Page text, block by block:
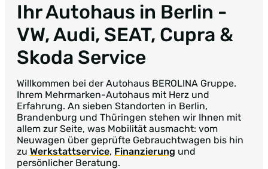
Ihr Autohaus in Berlin -
VW, Audi, SEAT, Cupra &
Skoda Service
Willkommen bei der Autohaus BEROLINA Gruppe.
Ihrem Mehrmarken-Autohaus mit Herz und
Erfahrung. An sieben Standorten in Berlin,
Brandenburg und Thüringen stehen wir Ihnen mit
allem zur Seite, was Mobilität ausmacht: vom
Neuwagen über geprüfte Gebrauchtwagen bis hin
zu Werkstattservice, Finanzierung und
persönlicher Beratung.